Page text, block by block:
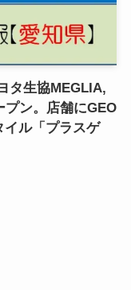
タ生協MEGLIA,
プン。店舗にGEO
イル「プラスゲ